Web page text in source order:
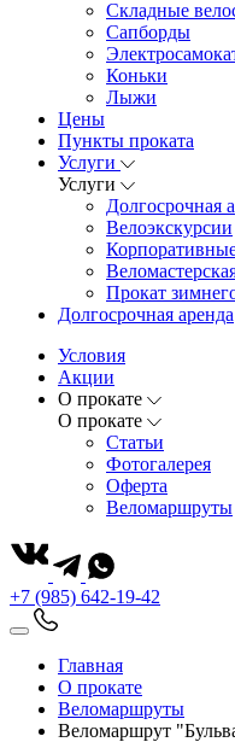
Складные
Сапборды
Коньки
Лыжи
Цены
Пункты проката
Услуги
Услуги
Долгосрочная
Велоэкскурсии
Прокат
Долгосрочная аренда
Условия
Акции
О прокате
О прокате
Статьи
Фотогалерея
Оферта
Веломаршруты
+7 (985) 642-19-42
Главная
О прокате
Веломаршруты
Веломаршрут